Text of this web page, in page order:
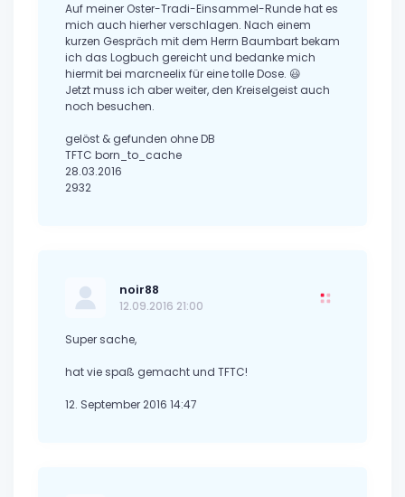
Auf meiner Oster-Tradi-Einsammel-Runde hat es
mich auch hierher verschlagen. Nach einem
kurzen Gespräch mit dem Herrn Baumbart bekam
ich das Logbuch gereicht und bedanke mich
hiermit bei marcneelix für eine tolle Dose. 😃
Jetzt muss ich aber weiter, den Kreiselgeist auch
noch besuchen.
gelöst & gefunden ohne DB
TFTC born_to_cache
28.03.2016
2932
noir88
12.09.2016 21:00
Super sache,
hat vie spaß gemacht und TFTC!
12. September 2016 14:47